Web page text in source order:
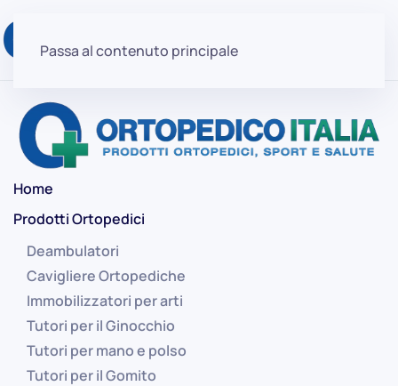
Passa al contenuto principale
Home
Prodotti Ortopedici
Deambulatori
Cavigliere Ortopediche
Immobilizzatori per arti
Tutori per il Ginocchio
Tutori per mano e polso
Tutori per il Gomito